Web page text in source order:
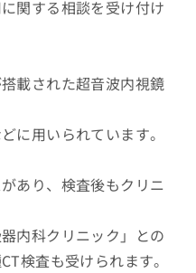
関する相談を受け付け
載された超音波内視鏡
に用いられています。
あり、検査後もクリニ
内科クリニック」との
検査も受けられます。